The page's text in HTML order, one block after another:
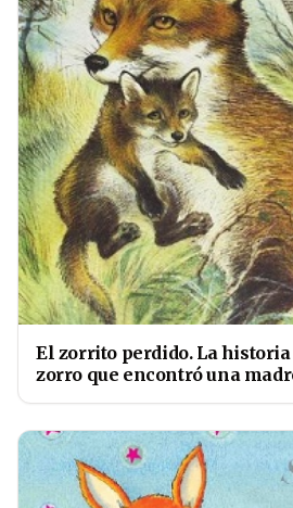
El zorrito perdido. La
zorro que encontró una